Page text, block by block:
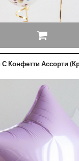
Конфетти Ассорти